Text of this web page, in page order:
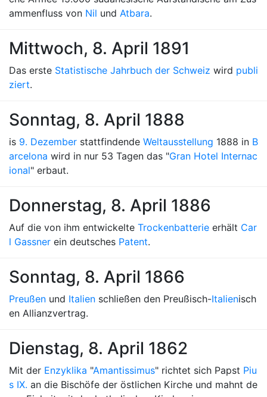
ammenfluss von Nil und Atbara.
Mittwoch, 8. April 1891
Das erste Statistische Jahrbuch der Schweiz wird publi
ziert.
Sonntag, 8. April 1888
is 9. Dezember stattfindende Weltausstellung 1888 in B
arcelona wird in nur 53 Tagen das "Gran Hotel Internac
ional" erbaut.
Donnerstag, 8. April 1886
Auf die von ihm entwickelte Trockenbatterie erhält Car
l Gassner ein deutsches Patent.
Sonntag, 8. April 1866
Preußen und Italien schließen den Preußisch-Italienisch
en Allianzvertrag.
Dienstag, 8. April 1862
Mit der Enzyklika "Amantissimus" richtet sich Papst Piu
s IX. an die Bischöfe der östlichen Kirche und mahnt de